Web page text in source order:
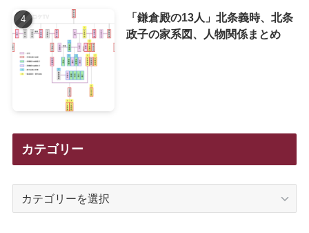
「鎌倉殿の13人」北条義時、北条
政子の家系図、人物関係まとめ
カテゴリー